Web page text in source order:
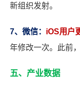
新组织发射。
7、微信： iOS用户
年修改一次。此前
五、产业数据